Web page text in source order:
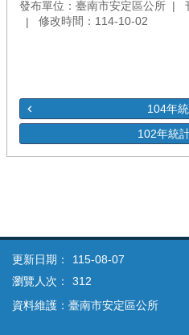
發布單位：臺南市安定區公所
修改時間：114-10-02
104年
102年統
更新日期：
115-08-07
瀏覽人次：
312
資料維護：臺南市安定區公所